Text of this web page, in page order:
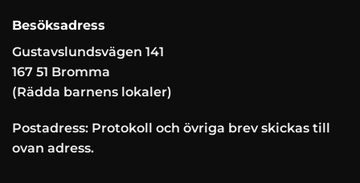
Besöksadress
Gustavslundsvägen 141
167 51 Bromma
(Rädda barnens lokaler)
Postadress: Protokoll och övriga brev skickas till
ovan adress.